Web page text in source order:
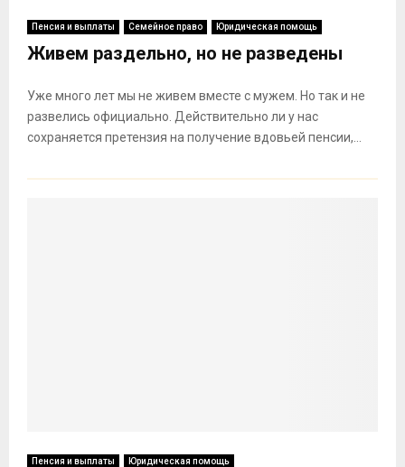
Пенсия и выплаты Семейное право Юридическая помощь
Живем раздельно, но не разведены
Уже много лет мы не живем вместе с мужем. Но так и не
развелись официально. Действительно ли у нас
сохраняется претензия на получение вдовьей пенсии,...
Пенсия и выплаты Юридическая помощь